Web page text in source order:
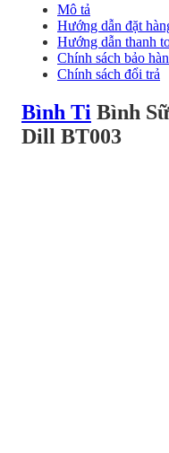
Mô tả
Hướng dẫn đặt
Hướng dẫn thanh
Chính sách bảo
Chính sách đổi trả
Bình Ti Bình
Dill BT003